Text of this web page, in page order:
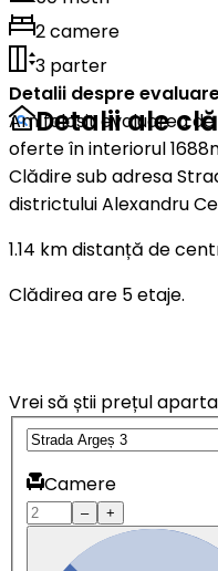
2 camere
3 parter
Detalii despre
Am folosit evaluarea
oferte în interiorul
Detalii ale
Clădire sub adresa
districtului Alexandru
1.14 km distanță de
Clădirea are 5 etaje.
Vrei să știi prețul
Camere
– +